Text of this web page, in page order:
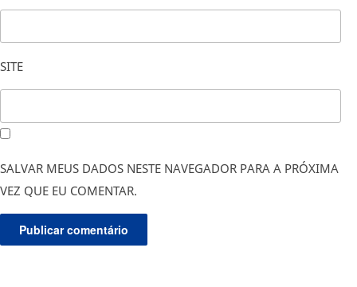
SITE
SALVAR MEUS DADOS NESTE NAVEGADOR PARA A PRÓXIMA
VEZ QUE EU COMENTAR.